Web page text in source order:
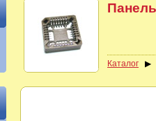
Каталог